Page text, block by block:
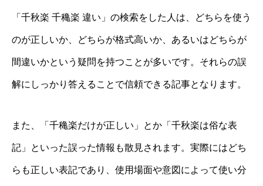
「千秋楽 千穐楽 違い」の検索をした人は、どちらを使う
のが正しいか、どちらが格式高いか、あるいはどちらが
間違いかという疑問を持つことが多いです。それらの誤
解にしっかり答えることで信頼できる記事となります。
また、「千穐楽だけが正しい」とか「千秋楽は俗な表
記」といった誤った情報も散見されます。実際にはどち
らも正しい表記であり、使用場面や意図によって使い分